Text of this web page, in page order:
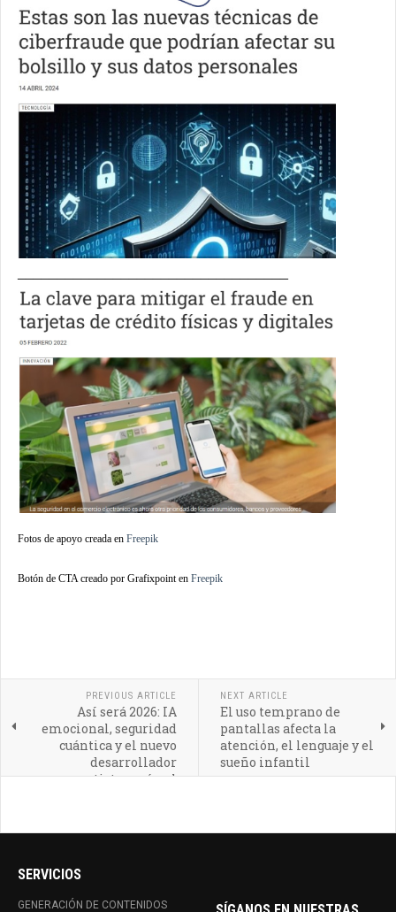
Fotos de apoyo creada en Freepik
Botón de CTA creado por Grafixpoint en Freepik
PREVIOUS ARTICLE
Así será 2026: IA
emocional, seguridad
cuántica y el nuevo
desarrollador
renacentista según el
NEXT ARTICLE
El uso temprano de
pantallas afecta la
atención, el lenguaje y el
sueño infantil
SERVICIOS
GENERACIÓN DE CONTENIDOS